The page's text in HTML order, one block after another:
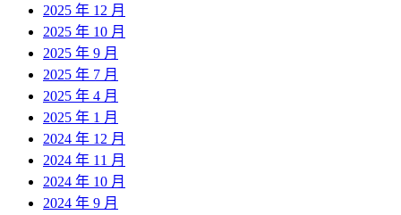
2025 年 12 月
2025 年 10 月
2025 年 9 月
2025 年 7 月
2025 年 4 月
2025 年 1 月
2024 年 12 月
2024 年 11 月
2024 年 10 月
2024 年 9 月